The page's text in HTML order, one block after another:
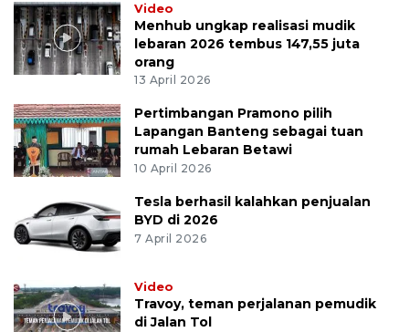
Video
Menhub ungkap realisasi mudik
lebaran 2026 tembus 147,55 juta
orang
13 April 2026
Pertimbangan Pramono pilih
Lapangan Banteng sebagai tuan
rumah Lebaran Betawi
10 April 2026
Tesla berhasil kalahkan penjualan
BYD di 2026
7 April 2026
Video
Travoy, teman perjalanan pemudik
di Jalan Tol